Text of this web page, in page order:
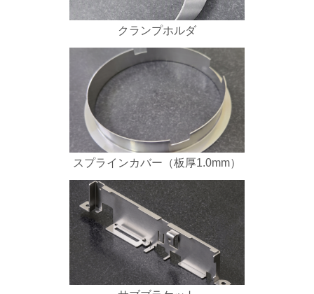
クランプホルダ
スプラインカバー（板厚1.0mm）